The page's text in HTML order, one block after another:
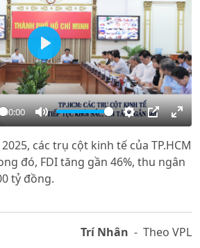
00:00
Mute Settings
PIP
Play
các trụ cột kinh tế của TP.HCM
đó, FDI tăng gần 46%, thu ngân
tỷ đồng.
Trí Nhân - Theo VPL